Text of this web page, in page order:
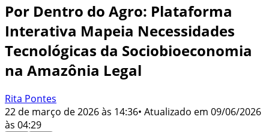
Por Dentro do Agro: Plataforma
Interativa Mapeia Necessidades
Tecnológicas da Sociobioeconomia
na Amazônia Legal
Rita Pontes
22 de março de 2026 às 14:36• Atualizado em 09/06/2026
às 04:29